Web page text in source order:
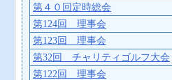
第４０回定時総会
第124回 理事会
第123回 理事会
第32回 チャリティゴルフ大会
第122回 理事会